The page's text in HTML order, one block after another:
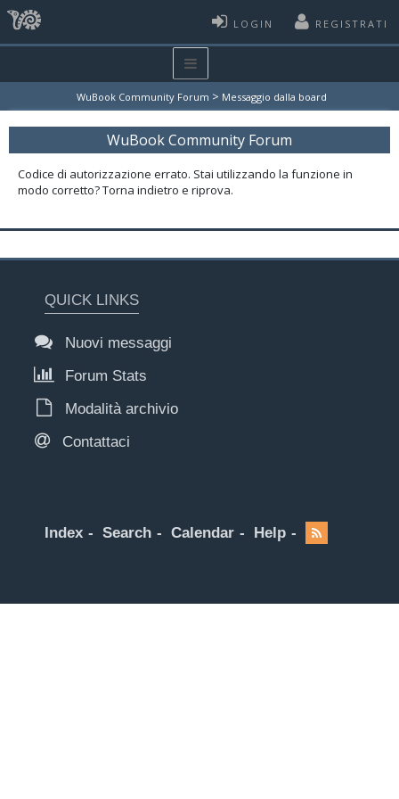
LOGIN REGISTRATI
WuBook Community Forum > Messaggio dalla board
WuBook Community Forum
Codice di autorizzazione errato. Stai utilizzando la funzione in
modo corretto? Torna indietro e riprova.
QUICK LINKS
Nuovi messaggi
Forum Stats
Modalità archivio
Contattaci
Index Search Calendar Help